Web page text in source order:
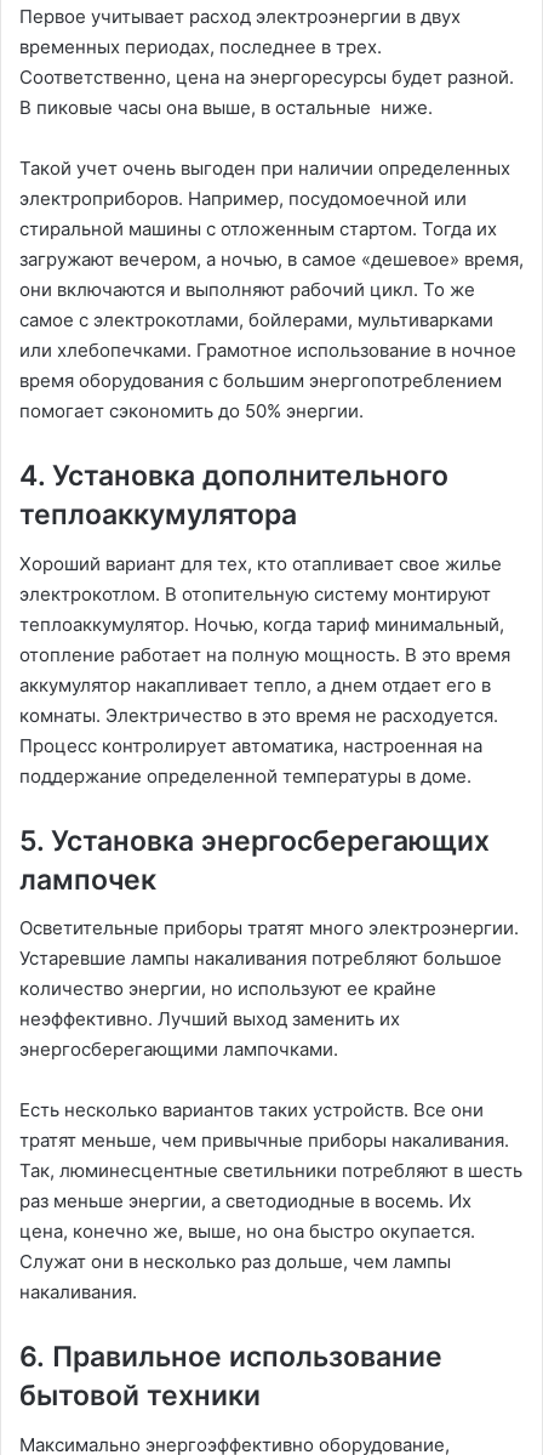
Первое учитывает расход электроэнергии в двух
временных периодах, последнее в трех.
Соответственно, цена на энергоресурсы будет разной.
В пиковые часы она выше, в остальные ниже.
Такой учет очень выгоден при наличии определенных
электроприборов. Например, посудомоечной или
стиральной машины с отложенным стартом. Тогда их
загружают вечером, а ночью, в самое «дешевое» время,
они включаются и выполняют рабочий цикл. То же
самое с электрокотлами, бойлерами, мультиварками
или хлебопечками. Грамотное использование в ночное
время оборудования с большим энергопотреблением
помогает сэкономить до 50% энергии.
4. Установка дополнительного
теплоаккумулятора
Хороший вариант для тех, кто отапливает свое жилье
электрокотлом. В отопительную систему монтируют
теплоаккумулятор. Ночью, когда тариф минимальный,
отопление работает на полную мощность. В это время
аккумулятор накапливает тепло, а днем отдает его в
комнаты. Электричество в это время не расходуется.
Процесс контролирует автоматика, настроенная на
поддержание определенной температуры в доме.
5. Установка энергосберегающих
лампочек
Осветительные приборы тратят много электроэнергии.
Устаревшие лампы накаливания потребляют большое
количество энергии, но используют ее крайне
неэффективно. Лучший выход заменить их
энергосберегающими лампочками.
Есть несколько вариантов таких устройств. Все они
тратят меньше, чем привычные приборы накаливания.
Так, люминесцентные светильники потребляют в шесть
раз меньше энергии, а светодиодные в восемь. Их
цена, конечно же, выше, но она быстро окупается.
Служат они в несколько раз дольше, чем лампы
накаливания.
6. Правильное использование
бытовой техники
Максимально энергоэффективно оборудование,